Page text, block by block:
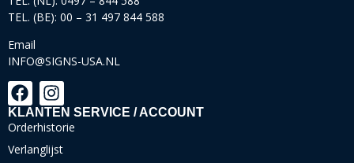
TEL. (BE): 00 – 31 497 844 588
Email
INFO@SIGNS-USA.NL
KLANTEN SERVICE / ACCOUNT
Orderhistorie
Verlanglijst